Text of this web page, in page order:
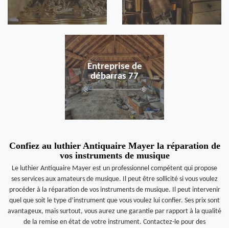
Entreprise de
débarras 77
en savoir plus
Confiez au luthier Antiquaire Mayer la réparation de
vos instruments de musique
Le luthier Antiquaire Mayer est un professionnel compétent qui propose
ses services aux amateurs de musique. Il peut être sollicité si vous voulez
procéder à la réparation de vos instruments de musique. Il peut intervenir
quel que soit le type d’instrument que vous voulez lui confier. Ses prix sont
avantageux, mais surtout, vous aurez une garantie par rapport à la qualité
de la remise en état de votre instrument. Contactez-le pour des